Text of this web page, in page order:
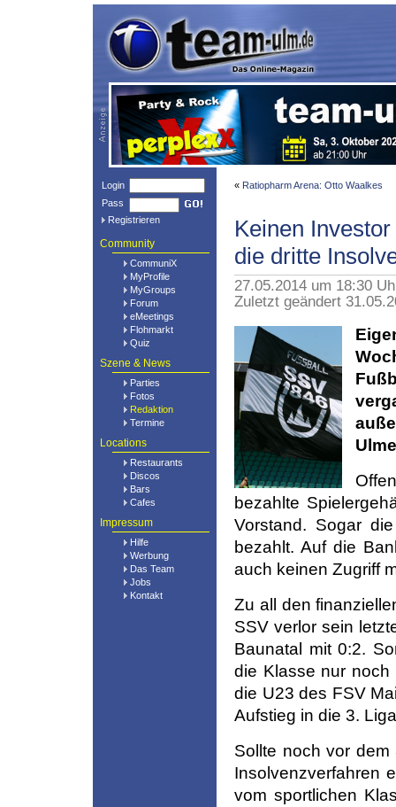
Login
Pass
Registrieren
Community
CommuniX
MyProfile
MyGroups
Forum
eMeetings
Flohmarkt
Quiz
Szene & News
Parties
Fotos
Redaktion
Termine
Locations
Restaurants
Discos
Bars
Cafes
Impressum
Hilfe
Werbung
Das Team
Jobs
Kontakt
« Ratiopharm Arena: Otto Waalkes
Keinen
die dritte
27.05.2014 um 18:30
Zuletzt geändert
bezahlte
Vorstand. Sogar
bezahlt. Auf die
auch keinen Zugriff
Zu all den
SSV verlor sein
Baunatal mit 0:2.
die Klasse nur noch
die U23 des FSV
Aufstieg in die 3.
Sollte noch vor
Insolvenzverfahren
vom sportlichen